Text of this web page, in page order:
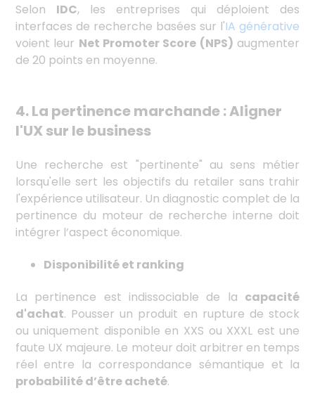
Selon IDC, les entreprises qui déploient des
interfaces de recherche basées sur l'IA générative
voient leur Net Promoter Score (NPS) augmenter
de 20 points en moyenne.
4.La pertinence marchande : Aligner
l'UX sur le business
Une recherche est "pertinente" au sens métier
lorsqu'elle sert les objectifs du retailer sans trahir
l'expérience utilisateur. Un diagnostic complet de la
pertinence du moteur de recherche interne doit
intégrer l’aspect économique.
Disponibilité et ranking
La pertinence est indissociable de la capacité
d'achat. Pousser un produit en rupture de stock
ou uniquement disponible en XXS ou XXXL est une
faute UX majeure. Le moteur doit arbitrer en temps
réel entre la correspondance sémantique et la
probabilité d’être acheté.